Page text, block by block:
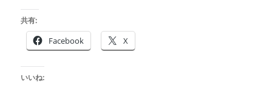
共有:
Facebook X
いいね: